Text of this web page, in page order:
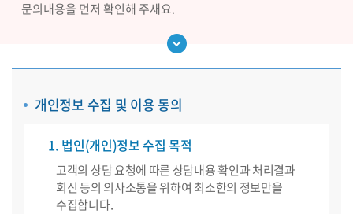
문의내용을 먼저 확인해 주새요.
개인정보 수집 및 이용 동의
1. 법인(개인)정보 수집 목적
고객의 상담 요청에 따른 상담내용 확인과 처리결과
회신 등의 의사소통을 위하여 최소한의 정보만을
수집합니다.